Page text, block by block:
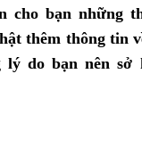
cho bạn những
thêm thông tin
lý do bạn nên